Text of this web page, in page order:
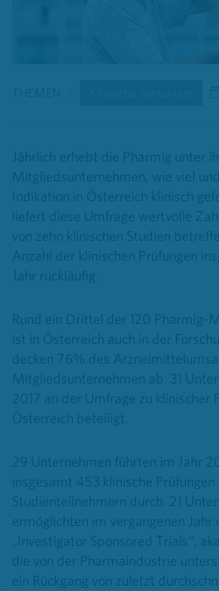
THEMEN
Jährlich erhebt die Pharmig unter
Mitgliedsunternehmen, wie viel
Indikation in Österreich klinisch
liefert diese Umfrage wertvolle
von zehn klinischen Studien
Anzahl der klinischen Prüfungen
Jahr rückläufig.
Rund ein Drittel der 120 Pharmig-
ist in Österreich auch in der
decken 76% des
Mitgliedsunternehmen ab. 31
2017 an der Umfrage zu klinischer
Österreich beteiligt.
29 Unternehmen führten im Jahr
insgesamt 453 klinische
Studienteilnehmern durch. 21
ermöglichten im vergangenen Jahr
„Investigator Sponsored Trials“,
die von der Pharmaindustrie
ein Rückgang von zuletzt